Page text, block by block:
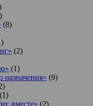
(8)
(2)
(1)
назначения» (9)
(1)
вместе» (2)